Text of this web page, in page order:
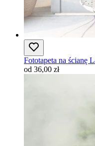
Fototapeta na ścianę
od 36,00 zł